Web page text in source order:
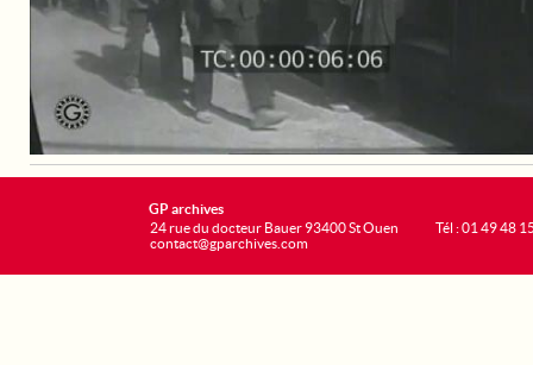
GP archives
24 rue du docteur Bauer 93400 St Ouen
contact@gparchives.com
Tél : 01 49 48